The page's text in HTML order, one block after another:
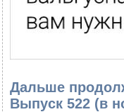
Дальше
Выпуск 522 (в